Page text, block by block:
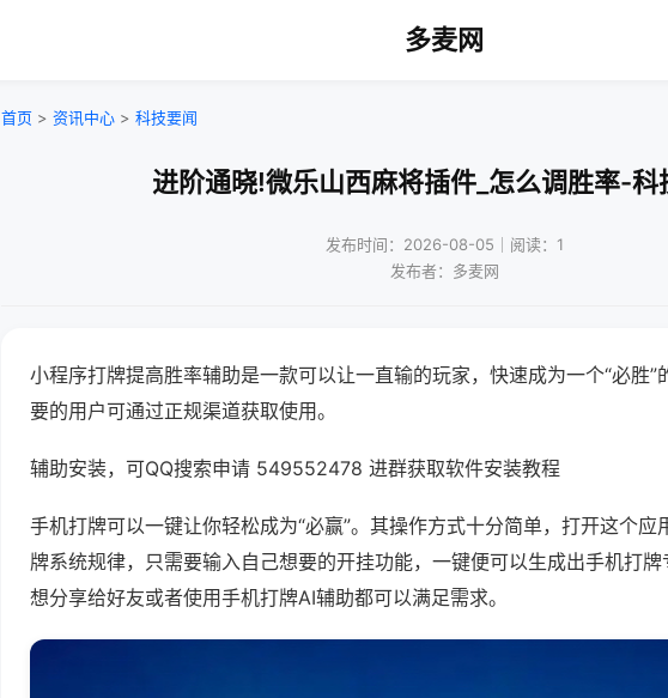
多麦网
首页 > 资讯中心 > 科技要闻
进阶通晓!微乐山西麻将插件_怎么调胜率-科
发布时间：2026-08-05｜阅读：1
发布者：多麦网
小程序打牌提高胜率辅助是一款可以让一直输的玩家，快速成为一个“必胜”
要的用户可通过正规渠道获取使用。
辅助安装，可QQ搜索申请 549552478 进群获取软件安装教程
手机打牌可以一键让你轻松成为“必赢”。其操作方式十分简单，打开这个应
牌系统规律，只需要输入自己想要的开挂功能，一键便可以生成出手机打
想分享给好友或者使用手机打牌AI辅助都可以满足需求。